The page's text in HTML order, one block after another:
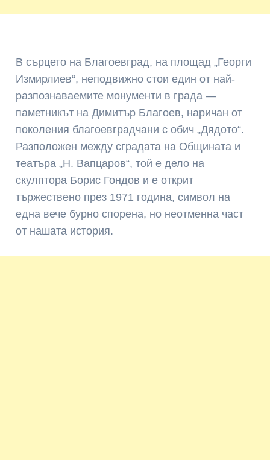
В сърцето на Благоевград, на площад „Георги
Измирлиев“, неподвижно стои един от най-
разпознаваемите монументи в града —
паметникът на Димитър Благоев, наричан от
поколения благоевградчани с обич „Дядото“.
Разположен между сградата на Общината и
театъра „Н. Вапцаров“, той е дело на
скулптора Борис Гондов и е открит
тържествено през 1971 година, символ на
една вече бурно спорена, но неотменна част
от нашата история.